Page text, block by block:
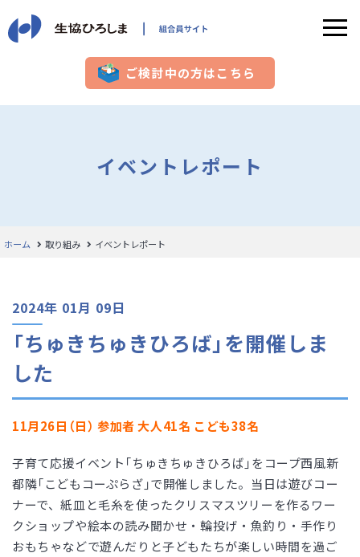
ご検討中の方はこちら
イベントレポート
ホーム 取り組み イベントレポート
2024年 01月 09日
「ちゅきちゅきひろば」を開催しま
した
11月26日（日） 参加者 大人41名 こども38名
子育て応援イベント「ちゅきちゅきひろば」をコープ西風新
都隣「こどもコーぷらざ」で開催しました。当日は遊びコー
ナーで、紙皿と毛糸を使ったクリスマスツリーを作るワー
クショップや絵本の読み聞かせ・輪投げ・魚釣り・手作り
おもちゃなどで遊んだりと子どもたちが楽しい時間を過ご